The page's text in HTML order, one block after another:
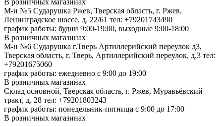
В розничных магазинах
М-н №5 Сударушка Ржев, Тверская область, г. Ржев,
Ленинградское шоссе, д. 22/61 тел: +79201743490
график работы: будни 9:00-19:00, выходные 9:00-18:00
В розничных магазинах
М-н №6 Сударушка г.Тверь Артиллерийский переулок д3,
Тверская область, г. Тверь, Артиллерийский переулок, д.3 тел:
+79201675060
график работы: ежедневно с 9:00 до 19:00
В розничных магазинах
Склад основной, Тверская область, г. Ржев, Муравьёвский
тракт, д. 28 тел: +79201803243
график работы: понедельник-пятница с 9:00 до 17:00
В розничных магазинах